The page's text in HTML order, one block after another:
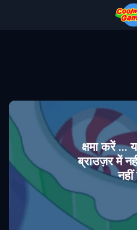
क्षमा करें
ब्राउज़र में